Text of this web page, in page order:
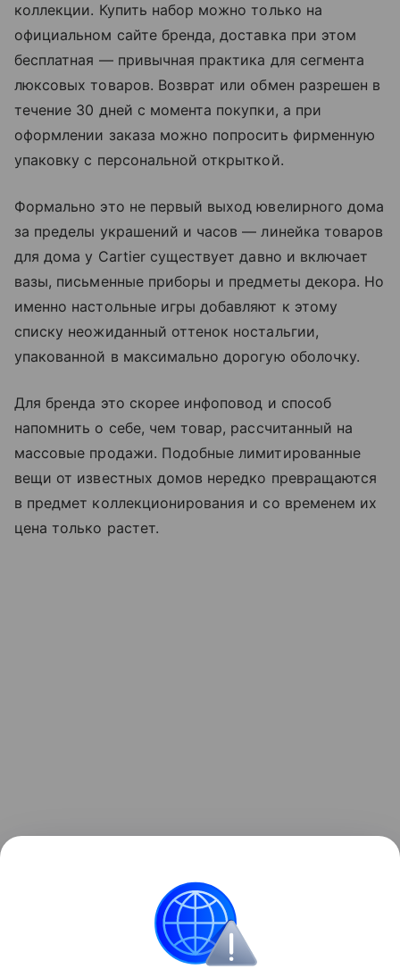
коллекции. Купить набор можно только на
официальном сайте бренда, доставка при этом
бесплатная — привычная практика для сегмента
люксовых товаров. Возврат или обмен разрешен в
течение 30 дней с момента покупки, а при
оформлении заказа можно попросить фирменную
упаковку с персональной открыткой.
Формально это не первый выход ювелирного дома
за пределы украшений и часов — линейка товаров
для дома у Cartier существует давно и включает
вазы, письменные приборы и предметы декора. Но
именно настольные игры добавляют к этому
списку неожиданный оттенок ностальгии,
упакованной в максимально дорогую оболочку.
Для бренда это скорее инфоповод и способ
напомнить о себе, чем товар, рассчитанный на
массовые продажи. Подобные лимитированные
вещи от известных домов нередко превращаются
в предмет коллекционирования и со временем их
цена только растет.
Также недавно писали, что Keychron создала
сверхлегкую мышь. Подробности в